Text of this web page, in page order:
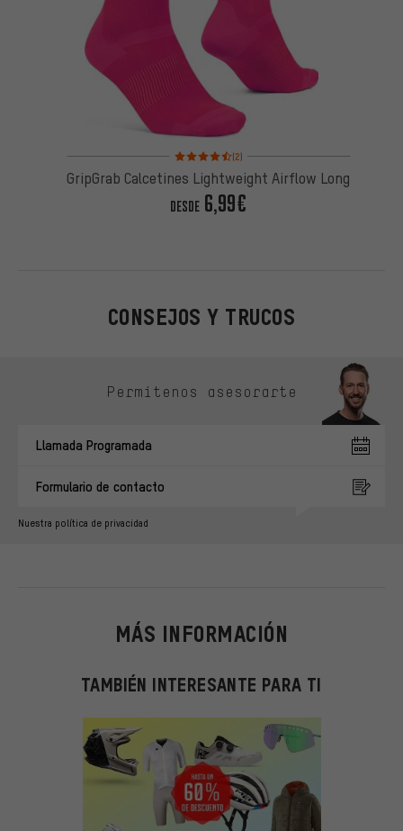
Valoración media: 4,5 de 5 basada en 2 reseñas
(2)
GripGrab Calcetines Lightweight Airflow Long
DESDE6,99€
CONSEJOS Y TRUCOS
Permítenos asesorarte
Llamada Programada
Formulario de contacto
Nuestra política de privacidad
MÁS INFORMACIÓN
TAMBIÉN INTERESANTE PARA TI